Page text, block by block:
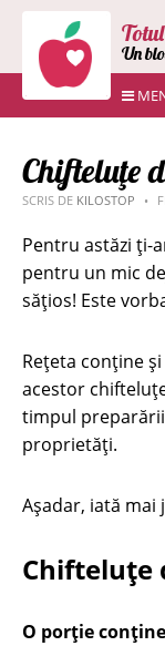
Un
Chifteluţe
SCRIS DE KILOSTOP
Pentru astăzi ți-
pentru un mic
sățios! Este
Rețeta conține
acestor
timpul
proprietăţi.
Așadar, iată mai
Chifteluţe
O porție conține